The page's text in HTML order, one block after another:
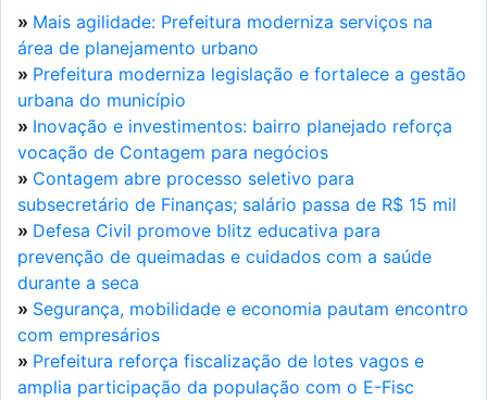
» Mais agilidade: Prefeitura moderniza serviços na
área de planejamento urbano
» Prefeitura moderniza legislação e fortalece a gestão
urbana do município
» Inovação e investimentos: bairro planejado reforça
vocação de Contagem para negócios
» Contagem abre processo seletivo para
subsecretário de Finanças; salário passa de R$ 15 mil
» Defesa Civil promove blitz educativa para
prevenção de queimadas e cuidados com a saúde
durante a seca
» Segurança, mobilidade e economia pautam encontro
com empresários
» Prefeitura reforça fiscalização de lotes vagos e
amplia participação da população com o E-Fisc